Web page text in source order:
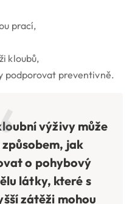
prací,
kloubů,
podporovat preventivně.
výživy může
jak
o pohybový
látky, které s
zátěži mohou